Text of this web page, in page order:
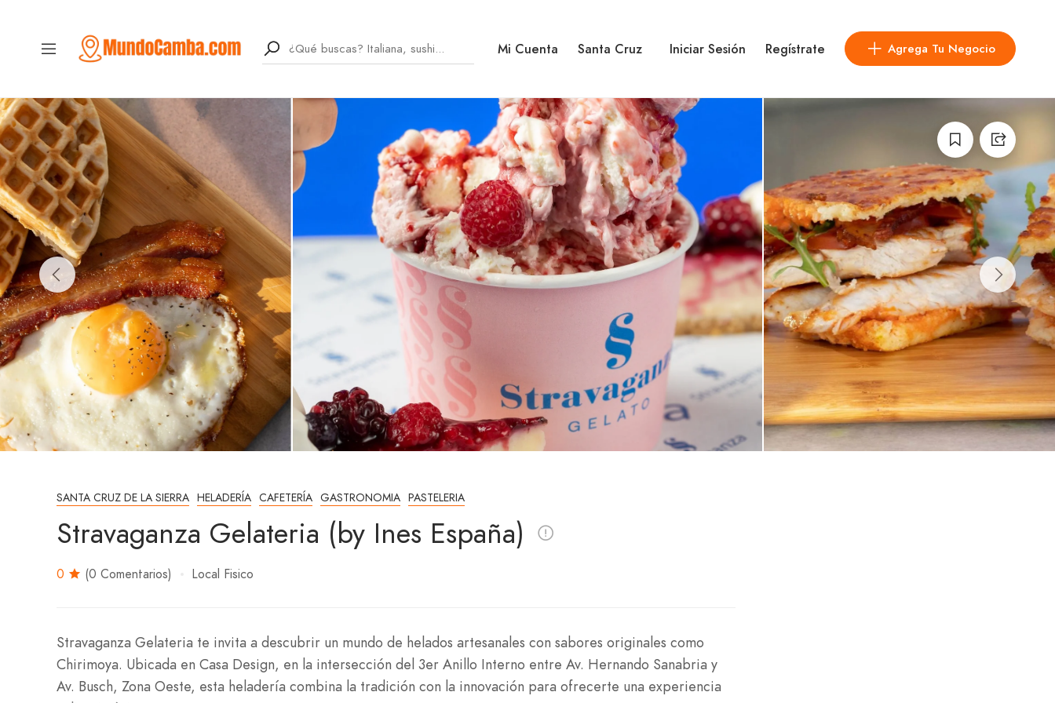
Mi Cuenta Santa Cruz Iniciar Sesión Regístrate Agrega Tu Negocio
SANTA CRUZ DE LA SIERRA HELADERÍA CAFETERÍA GASTRONOMIA PASTELERIA
Stravaganza Gelateria (by Ines España)
0 (0 Comentarios) Local Fisico
Stravaganza Gelateria te invita a descubrir un mundo de helados artesanales con sabores originales como
Chirimoya. Ubicada en Casa Design, en la intersección del 3er Anillo Interno entre Av. Hernando Sanabria y
Av. Busch, Zona Oeste, esta heladería combina la tradición con la innovación para ofrecerte una experiencia